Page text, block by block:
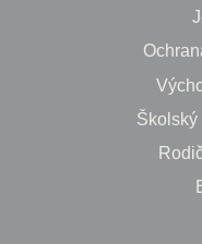
Školský